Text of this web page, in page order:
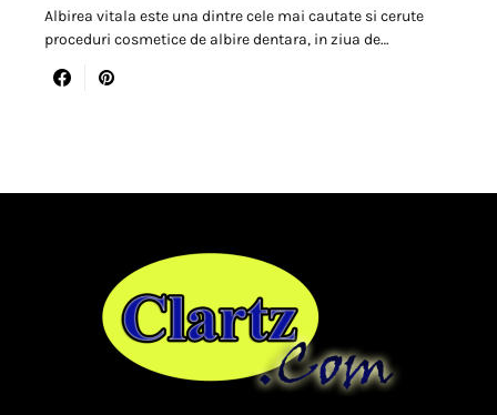
Albirea vitala este una dintre cele mai cautate si cerute
proceduri cosmetice de albire dentara, in ziua de…